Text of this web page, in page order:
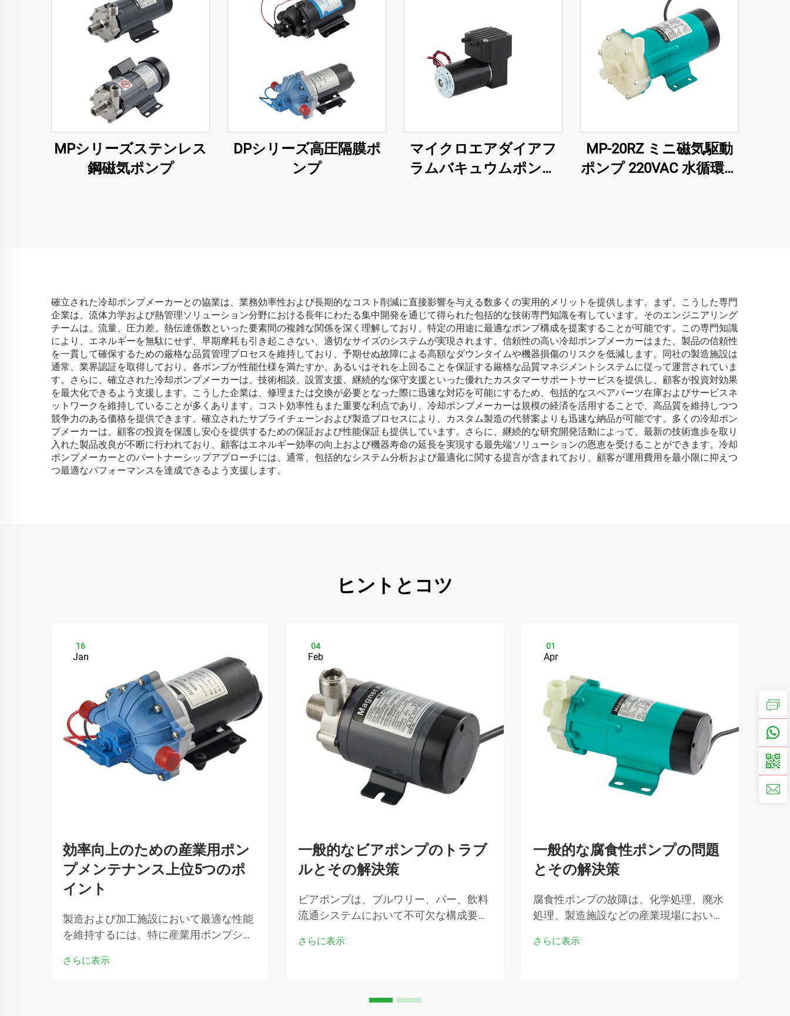
MPシリーズステンレス
鋼磁気ポンプ
DPシリーズ高圧隔膜ポ
ンプ
マイクロエアダイアフ
ラムバキュウムポンプ
MP-20RZ ミニ磁気駆動
ポンプ 220VAC 水循環用
確立された冷却ポンプメーカーとの協業は、業務効率性および長期的なコスト削減に直接影響を与える数多くの実用的メリットを提供します。まず、こうした専門
企業は、流体力学および熱管理ソリューション分野における長年にわたる集中開発を通じて得られた包括的な技術専門知識を有しています。そのエンジニアリング
チームは、流量、圧力差、熱伝達係数といった要素間の複雑な関係を深く理解しており、特定の用途に最適なポンプ構成を提案することが可能です。この専門知識
により、エネルギーを無駄にせず、早期摩耗も引き起こさない、適切なサイズのシステムが実現されます。信頼性の高い冷却ポンプメーカーはまた、製品の信頼性
を一貫して確保するための厳格な品質管理プロセスを維持しており、予期せぬ故障による高額なダウンタイムや機器損傷のリスクを低減します。同社の製造施設は
通常、業界認証を取得しており、各ポンプが性能仕様を満たすか、あるいはそれを上回ることを保証する厳格な品質マネジメントシステムに従って運営されていま
す。さらに、確立された冷却ポンプメーカーは、技術相談、設置支援、継続的な保守支援といった優れたカスタマーサポートサービスを提供し、顧客が投資対効果
を最大化できるよう支援します。こうした企業は、修理または交換が必要となった際に迅速な対応を可能にするため、包括的なスペアパーツ在庫およびサービスネ
ットワークを維持していることが多くあります。コスト効率性もまた重要な利点であり、冷却ポンプメーカーは規模の経済を活用することで、高品質を維持しつつ
競争力のある価格を提供できます。確立されたサプライチェーンおよび製造プロセスにより、カスタム製造の代替案よりも迅速な納品が可能です。多くの冷却ポン
プメーカーは、顧客の投資を保護し安心を提供するための保証および性能保証も提供しています。さらに、継続的な研究開発活動によって、最新の技術進歩を取り
入れた製品改良が不断に行われており、顧客はエネルギー効率の向上および機器寿命の延長を実現する最先端ソリューションの恩恵を受けることができます。冷却
ポンプメーカーとのパートナーシップアプローチには、通常、包括的なシステム分析および最適化に関する提言が含まれており、顧客が運用費用を最小限に抑えつ
つ最適なパフォーマンスを達成できるよう支援します。
ヒントとコツ
16
Jan
効率向上のための産業用ポン
プメンテナンス上位5つのポ
イント
製造および加工施設において最適な性能
を維持するには、特に産業用ポンプシス
認するために、重要な設備に注意深く対
さらに表示
04
Feb
一般的なビアポンプのトラブ
ルとその解決策
ビアポンプは、ブルワリー、バー、飲料
流通システムにおいて不可欠な構成要素
ビールを移送する役割を担っています。
さらに表示
01
Apr
一般的な腐食性ポンプの問題
とその解決策
腐食性ポンプの故障は、化学処理、廃水
処理、製造施設などの産業現場におい
および収益性に悪影響を及ぼします。攻
さらに表示